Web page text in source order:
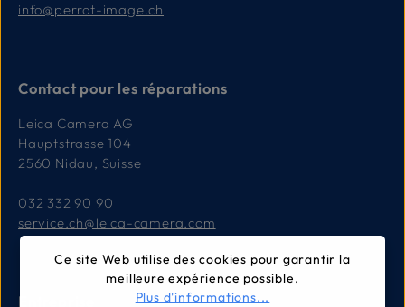
info@perrot-image.ch
Contact pour les réparations
Leica Camera AG
Hauptstrasse 104
2560 Nidau, Suisse
032 332 90 90
service.ch@leica-camera.com
Entreprise
Ce site Web utilise des cookies pour garantir la
meilleure expérience possible.
Plus d'informations...